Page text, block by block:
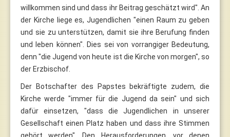
willkommen sind und dass ihr Beitrag geschätzt wird". An
der Kirche liege es, Jugendlichen "einen Raum zu geben
und sie zu unterstützen, damit sie ihre Berufung finden
und leben können". Dies sei von vorrangiger Bedeutung,
denn "die Jugend von heute ist die Kirche von morgen", so
der Erzbischof.
Der Botschafter des Papstes bekräftigte zudem, die
Kirche werde "immer für die Jugend da sein" und sich
dafür einsetzen, "dass die Jugendlichen in unserer
Gesellschaft einen Platz haben und dass ihre Stimmen
gehört werden". Den Herausforderungen, vor denen